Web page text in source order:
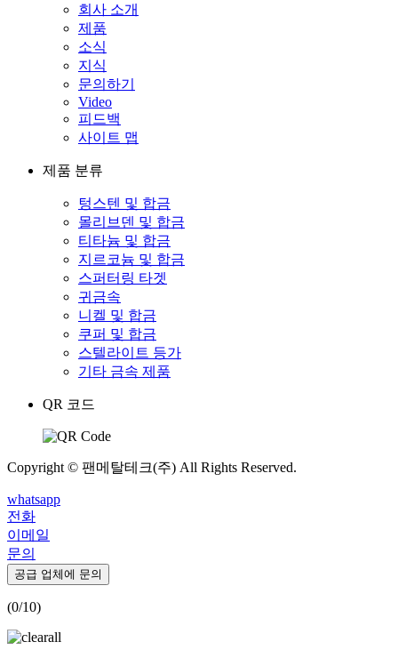
회사 소개
제품
소식
지식
문의하기
Video
피드백
사이트 맵
제품 분류
텅스텐 및 합금
몰리브덴 및 합금
티타늄 및 합금
지르코늄 및 합금
스퍼터링 타겟
귀금속
니켈 및 합금
쿠퍼 및 합금
스텔라이트 등가
기타 금속 제품
QR 코드
Copyright © 팬메탈테크(주) All Rights Reserved.
whatsapp
전화
이메일
문의
공급 업체에 문의
(0/10)